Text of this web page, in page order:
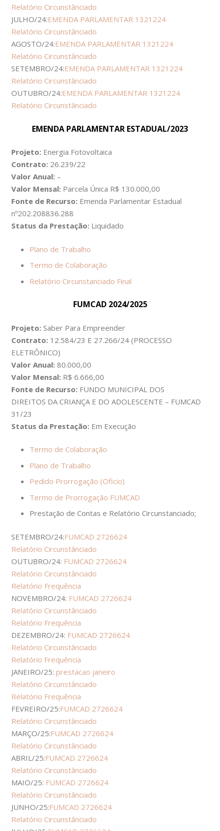
Relatório Circunstânciado
JULHO/24:EMENDA PARLAMENTAR 1321224
Relatório Circunstânciado
AGOSTO/24:EMENDA PARLAMENTAR 1321224
Relatório Circunstânciado
SETEMBRO/24:EMENDA PARLAMENTAR 1321224
Relatório Circunstânciado
OUTUBRO/24:EMENDA PARLAMENTAR 1321224
Relatório Circunstânciado
EMENDA PARLAMENTAR ESTADUAL/2023
Projeto: Energia Fotovoltaica
Contrato: 26.239/22
Valor Anual: –
Valor Mensal: Parcela Única R$ 130.000,00
Fonte de Recurso: Emenda Parlamentar Estadual
nº202.208836.288
Status da Prestação: Liquidado
Plano de Trabalho
Termo de Colaboração
Relatório Circunstanciado Final
FUMCAD 2024/2025
Projeto: Saber Para Empreender
Contrato: 12.584/23 E 27.266/24 (PROCESSO
ELETRÔNICO)
Valor Anual: 80.000,00
Valor Mensal: R$ 6.666,00
Fonte de Recurso: FUNDO MUNICIPAL DOS
DIREITOS DA CRIANÇA E DO ADOLESCENTE – FUMCAD
31/23
Status da Prestação: Em Execução
Termo de Colaboração
Plano de Trabalho
Pedido Prorrogação (Oficio)
Termo de Prorrogação FUMCAD
Prestação de Contas e Relatório Circunstanciado;
SETEMBRO/24:FUMCAD 2726624
Relatório Circunstânciado
OUTUBRO/24: FUMCAD 2726624
Relatório Circunstânciado
Relatório Frequência
NOVEMBRO/24: FUMCAD 2726624
Relatório Circunstânciado
Relatório Frequência
DEZEMBRO/24: FUMCAD 2726624
Relatório Circunstânciado
Relatório Frequência
JANEIRO/25: prestacao janeiro
Relatório Circunstânciado
Relatório Frequência
FEVREIRO/25:FUMCAD 2726624
Relatório Circunstânciado
MARÇO/25:FUMCAD 2726624
Relatório Circunstânciado
ABRIL/25:FUMCAD 2726624
Relatório Circunstânciado
MAIO/25: FUMCAD 2726624
Relatório Circunstânciado
JUNHO/25:FUMCAD 2726624
Relatório Circunstânciado